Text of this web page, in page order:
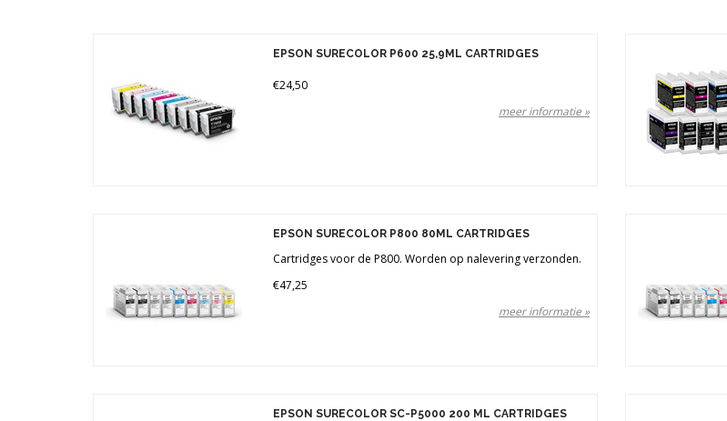
EPSON SURECOLOR P600 25,9ML CARTRIDGES
€24,50
meer informatie »
EPSON SURECOLOR P800 80ML CARTRIDGES
Cartridges voor de P800. Worden op nalevering verzonden.
€47,25
meer informatie »
EPSON SURECOLOR SC-P5000 200 ML CARTRIDGES